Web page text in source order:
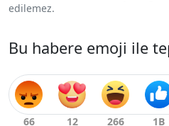
edilemez.
Bu habere emoji ile